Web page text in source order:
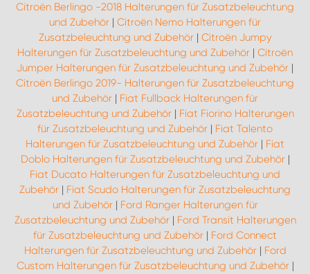
Citroën Berlingo -2018 Halterungen für Zusatzbeleuchtung
und Zubehör | Citroën Nemo Halterungen für
Zusatzbeleuchtung und Zubehör| Citroën Jumpy
Halterungen für Zusatzbeleuchtung und Zubehör | Citroën
Jumper Halterungen für Zusatzbeleuchtung und Zubehör |
Citroën Berlingo 2019- Halterungen für Zusatzbeleuchtung
und Zubehör | Fiat Fullback Halterungen für
Zusatzbeleuchtung und Zubehör| Fiat Fiorino Halterungen
für Zusatzbeleuchtung und Zubehör | Fiat Talento
Halterungen für Zusatzbeleuchtung und Zubehör | Fiat
Doblo Halterungen für Zusatzbeleuchtung und Zubehör|
Fiat Ducato Halterungen für Zusatzbeleuchtung und
Zubehör | Fiat Scudo Halterungen für Zusatzbeleuchtung
und Zubehör| Ford Ranger Halterungen für
Zusatzbeleuchtung und Zubehör| Ford Transit Halterungen
für Zusatzbeleuchtung und Zubehör | Ford Connect
Halterungen für Zusatzbeleuchtung und Zubehör| Ford
Custom Halterungen für Zusatzbeleuchtung und Zubehör|